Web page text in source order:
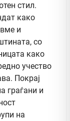
стил.
како
и
со
како
учество
Покрај
граѓани и
на